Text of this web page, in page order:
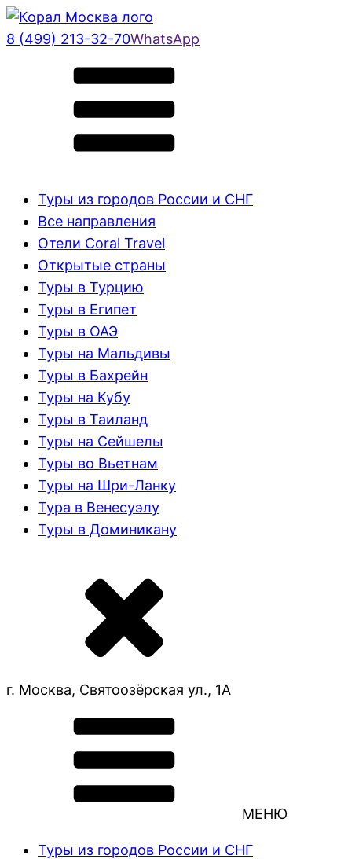
8 (499) 213-32-70WhatsApp
Туры из городов России и СНГ
Все направления
Отели Coral Travel
Открытые страны
Туры в Турцию
Туры в Египет
Туры в ОАЭ
Туры на Мальдивы
Туры в Бахрейн
Туры на Кубу
Туры в Таиланд
Туры на Сейшелы
Туры во Вьетнам
Туры на Шри-Ланку
Тура в Венесуэлу
Туры в Доминикану
г. Москва, Святоозёрская ул., 1А
МЕНЮ
Туры из городов России и СНГ